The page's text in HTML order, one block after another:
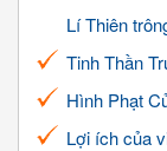
Lí Thiên
Tinh Thần
Hình Phạt
Lợi ích của